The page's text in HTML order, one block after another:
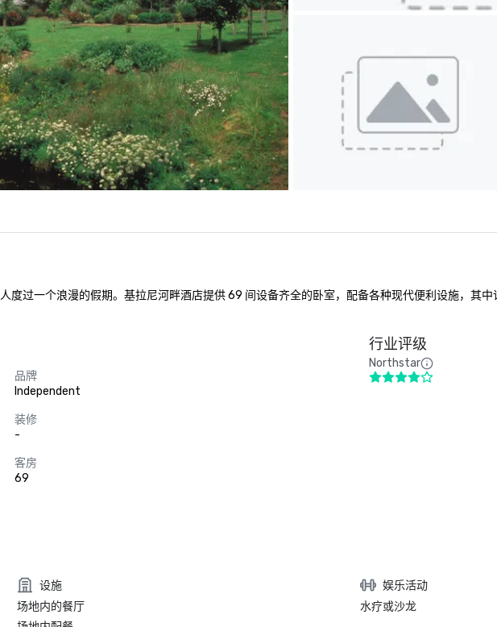
度过一个浪漫的假期。基拉尼河畔酒店提供 69 间设备齐全的卧室，配备各种现代便利设施，其
品牌
Independent
装修
-
客房
69
行业评级
Northstar
设施
场地内的餐厅
娱乐活动
水疗或沙龙